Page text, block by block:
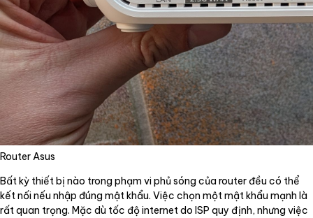
Router Asus
Bất kỳ thiết bị nào trong phạm vi phủ sóng của router đều có thể
kết nối nếu nhập đúng mật khẩu. Việc chọn một mật khẩu mạnh là
rất quan trọng. Mặc dù tốc độ internet do ISP quy định, nhưng việc